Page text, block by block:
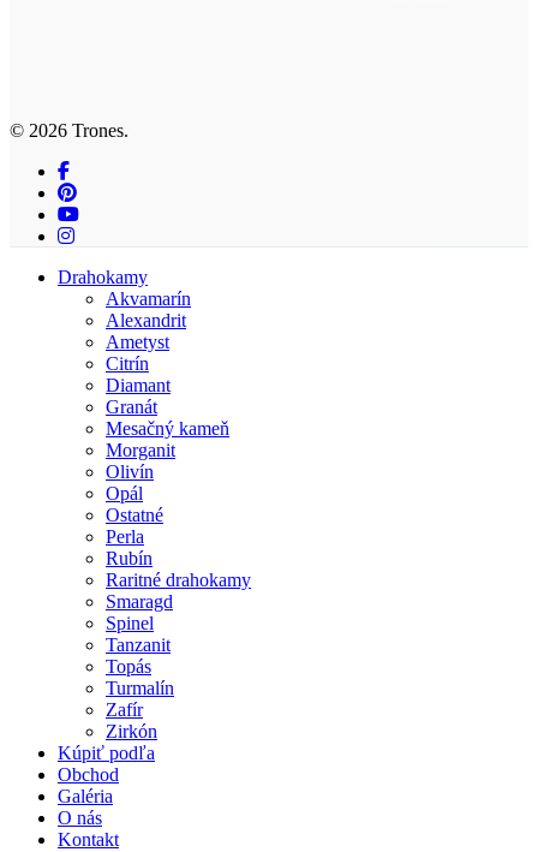
© 2026 Trones.
facebook
pinterest
youtube
instagram
Close
Drahokamy
Akvamarín
Alexandrit
Ametyst
Citrín
Diamant
Granát
Mesačný kameň
Morganit
Olivín
Opál
Ostatné
Perla
Rubín
Raritné drahokamy
Smaragd
Spinel
Tanzanit
Topás
Turmalín
Zafír
Zirkón
Kúpiť podľa
Obchod
Galéria
O nás
Kontakt